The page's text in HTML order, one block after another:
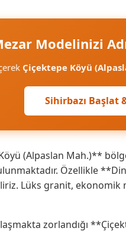
Modelinizi
Çiçektepe Köyü
Sihirbazı Başlat
(Alpaslan Mah.)**
Özellikle
Lüks granit,
zorlandığı